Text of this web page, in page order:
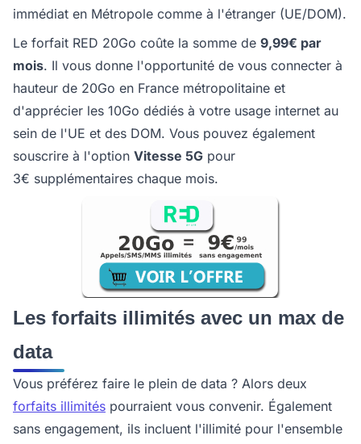
immédiat en Métropole comme à l'étranger (UE/DOM).
Le forfait RED 20Go coûte la somme de 9,99€ par
mois. Il vous donne l'opportunité de vous connecter à
hauteur de 20Go en France métropolitaine et
d'apprécier les 10Go dédiés à votre usage internet au
sein de l'UE et des DOM. Vous pouvez également
souscrire à l'option Vitesse 5G pour
3€ supplémentaires chaque mois.
Les forfaits illimités avec un max de
data
Vous préférez faire le plein de data ? Alors deux
forfaits illimités pourraient vous convenir. Également
sans engagement, ils incluent l'illimité pour l'ensemble